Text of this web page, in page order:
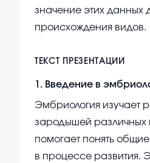
значение этих данных
происхождения видов.
ТЕКСТ ПРЕЗЕНТАЦИИ
1 . Введение в
Эмбриология изучает
зародышей различных
помогает понять
в процессе развития.